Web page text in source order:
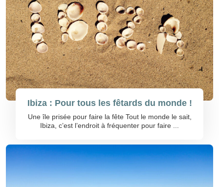
Ibiza : Pour tous les fêtards du monde !
Une île prisée pour faire la fête Tout le monde le sait,
Ibiza, c’est l’endroit à fréquenter pour faire ...